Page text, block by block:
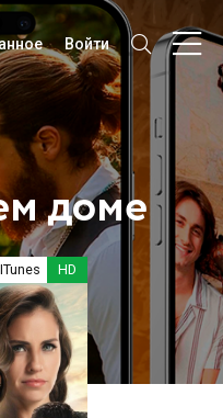
Войти
доме
ITunes HD